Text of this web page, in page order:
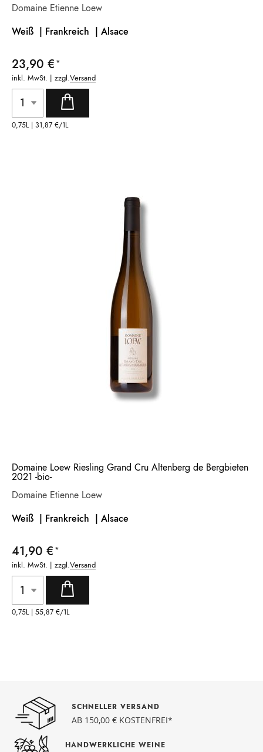
Domaine Etienne Loew
Weiß | Frankreich | Alsace
23,90 €
inkl. MwSt. | zzgl.Versand
0,75L | 31,87 €/1L
Domaine Loew Riesling Grand Cru Altenberg de Bergbieten
2021 -bio-
Domaine Etienne Loew
Weiß | Frankreich | Alsace
41,90 €
inkl. MwSt. | zzgl.Versand
0,75L | 55,87 €/1L
SCHNELLER VERSAND
AB 150,00 € KOSTENFREI*
HANDWERKLICHE WEINE